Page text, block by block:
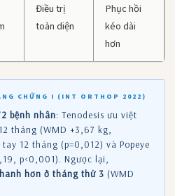
Điều trị
toàn diện
Phục hồi
kéo dài
hơn
CHỨNG I (INT ORTHOP 2022)
bệnh nhân: Tenodesis ưu việt
tháng (WMD +3,67 kg,
12 tháng (p=0,012) và Popeye
p<0,001). Ngược lại,
hơn ở tháng thứ 3 (WMD